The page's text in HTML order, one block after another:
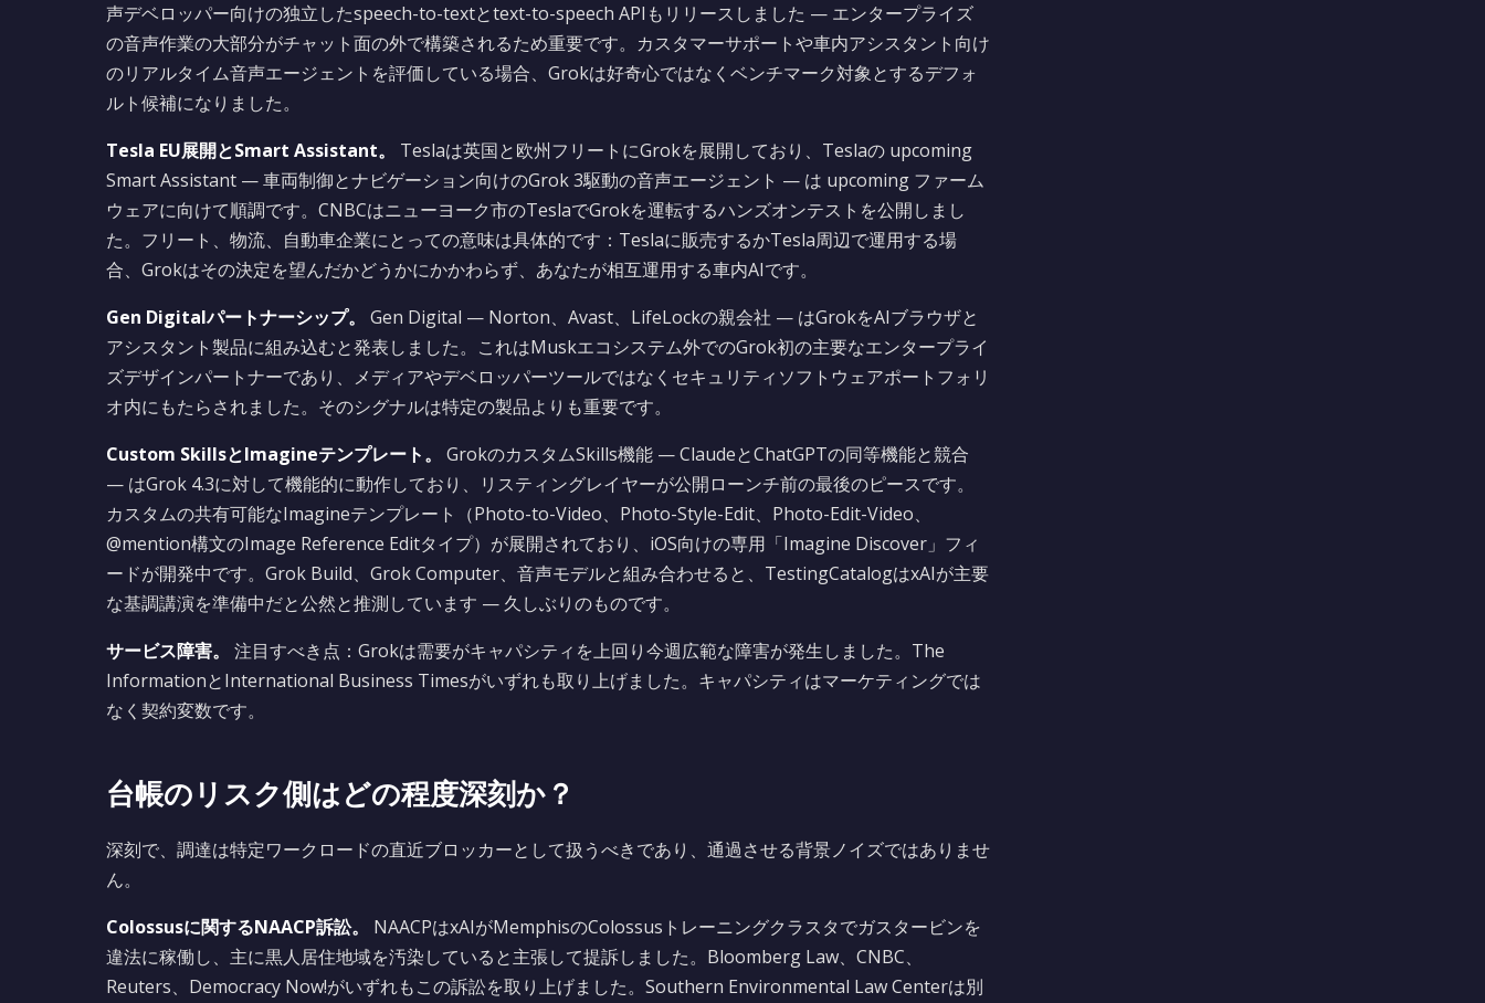
声デベロッパー向けの独立したspeech-to-textとtext-to-speech APIもリリースしました — エンタープライズ
の音声作業の大部分がチャット面の外で構築されるため重要です。カスタマーサポートや車内アシスタント向け
のリアルタイム音声エージェントを評価している場合、Grokは好奇心ではなくベンチマーク対象とするデフォ
ルト候補になりました。
Tesla EU展開とSmart Assistant。
Teslaは英国と欧州フリートにGrokを展開しており、Teslaの upcoming
Smart Assistant — 車両制御とナビゲーション向けのGrok 3駆動の音声エージェント — は upcoming ファーム
ウェアに向けて順調です。CNBCはニューヨーク市のTeslaでGrokを運転するハンズオンテストを公開しまし
た。フリート、物流、自動車企業にとっての意味は具体的です：Teslaに販売するかTesla周辺で運用する場
合、Grokはその決定を望んだかどうかにかかわらず、あなたが相互運用する車内AIです。
Gen Digitalパートナーシップ。
Gen Digital — Norton、Avast、LifeLockの親会社 — はGrokをAIブラウザと
アシスタント製品に組み込むと発表しました。これはMuskエコシステム外でのGrok初の主要なエンタープライ
ズデザインパートナーであり、メディアやデベロッパーツールではなくセキュリティソフトウェアポートフォリ
オ内にもたらされました。そのシグナルは特定の製品よりも重要です。
Custom SkillsとImagineテンプレート。
GrokのカスタムSkills機能 — ClaudeとChatGPTの同等機能と競合
— はGrok 4.3に対して機能的に動作しており、リスティングレイヤーが公開ローンチ前の最後のピースです。
カスタムの共有可能なImagineテンプレート（Photo-to-Video、Photo-Style-Edit、Photo-Edit-Video、
@mention構文のImage Reference Editタイプ）が展開されており、iOS向けの専用「Imagine Discover」フィ
ードが開発中です。Grok Build、Grok Computer、音声モデルと組み合わせると、TestingCatalogはxAIが主要
な基調講演を準備中だと公然と推測しています — 久しぶりのものです。
サービス障害。
注目すべき点：Grokは需要がキャパシティを上回り今週広範な障害が発生しました。The
InformationとInternational Business Timesがいずれも取り上げました。キャパシティはマーケティングでは
なく契約変数です。
台帳のリスク側はどの程度深刻か？
深刻で、調達は特定ワークロードの直近ブロッカーとして扱うべきであり、通過させる背景ノイズではありませ
ん。
Colossusに関するNAACP訴訟。
NAACPはxAIがMemphisのColossusトレーニングクラスタでガスタービンを
違法に稼働し、主に黒人居住地域を汚染していると主張して提訴しました。Bloomberg Law、CNBC、
Reuters、Democracy Now!がいずれもこの訴訟を取り上げました。Southern Environmental Law Centerは別